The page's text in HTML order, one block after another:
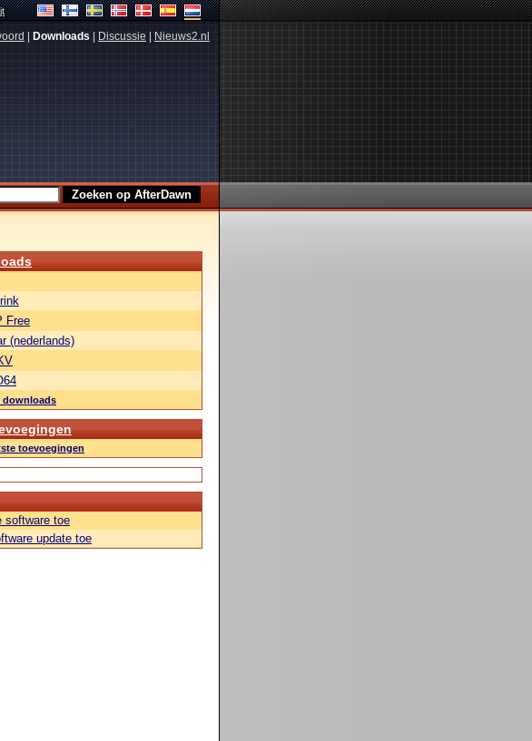
Downloads Discussie Nieuws2.nl
Free
(nederlands)
downloads
toevoegingen
software toe
update toe